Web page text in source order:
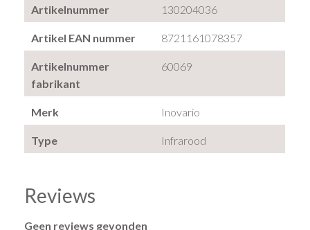
Artikelnummer 130204036
Artikel EAN nummer 8721161078357
Artikelnummer
fabrikant
60069
Merk Inovario
Type Infrarood
Reviews
Geen reviews gevonden